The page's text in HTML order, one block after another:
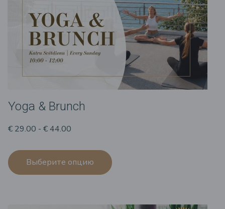
Yoga & Brunch
€ 29.00 - € 44.00
Выберите опцию